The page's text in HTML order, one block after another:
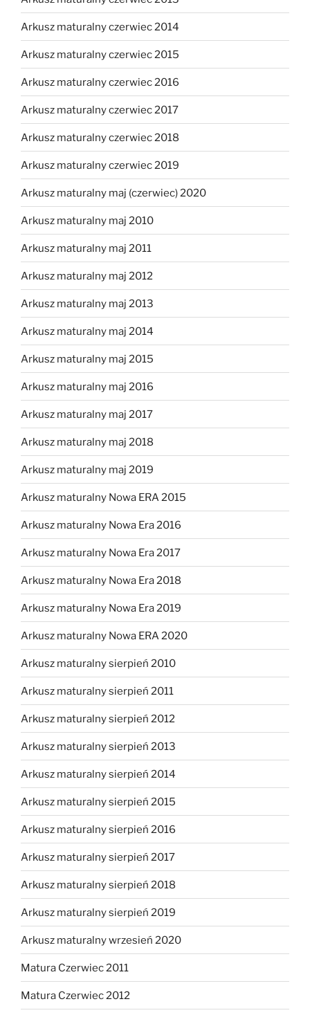
Arkusz maturalny czerwiec 2014
Arkusz maturalny czerwiec 2015
Arkusz maturalny czerwiec 2016
Arkusz maturalny czerwiec 2017
Arkusz maturalny czerwiec 2018
Arkusz maturalny czerwiec 2019
Arkusz maturalny maj (czerwiec) 2020
Arkusz maturalny maj 2010
Arkusz maturalny maj 2011
Arkusz maturalny maj 2012
Arkusz maturalny maj 2013
Arkusz maturalny maj 2014
Arkusz maturalny maj 2015
Arkusz maturalny maj 2016
Arkusz maturalny maj 2017
Arkusz maturalny maj 2018
Arkusz maturalny maj 2019
Arkusz maturalny Nowa ERA 2015
Arkusz maturalny Nowa Era 2016
Arkusz maturalny Nowa Era 2017
Arkusz maturalny Nowa Era 2018
Arkusz maturalny Nowa Era 2019
Arkusz maturalny Nowa ERA 2020
Arkusz maturalny sierpień 2010
Arkusz maturalny sierpień 2011
Arkusz maturalny sierpień 2012
Arkusz maturalny sierpień 2013
Arkusz maturalny sierpień 2014
Arkusz maturalny sierpień 2015
Arkusz maturalny sierpień 2016
Arkusz maturalny sierpień 2017
Arkusz maturalny sierpień 2018
Arkusz maturalny sierpień 2019
Arkusz maturalny wrzesień 2020
Matura Czerwiec 2011
Matura Czerwiec 2012